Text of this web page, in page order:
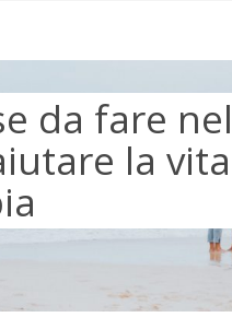
da fare
la